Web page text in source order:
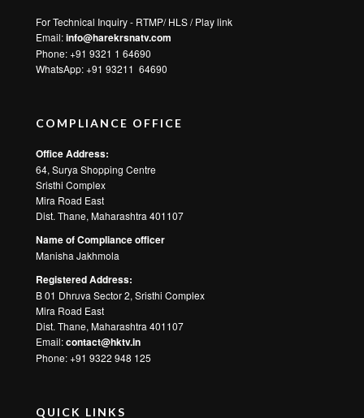
For Technical Inquiry - RTMP/ HLS / Play link
Email:info@harekrsnatv.com
Phone: +91 9321 1 64690
WhatsApp:+91 93211 64690
COMPLIANCE OFFICE
Office Address:
64, Surya Shopping Centre
Sristhi Complex
Mira Road East
Dist. Thane, Maharashtra 401107
Name of Compliance officer
Manisha Jakhmola
Registered Address:
B 01 Dhruva Sector 2, Sristhi Complex
Mira Road East
Dist. Thane, Maharashtra 401107
Email:contact@hktv.in
Phone: +91 9322 948 125
QUICK LINKS